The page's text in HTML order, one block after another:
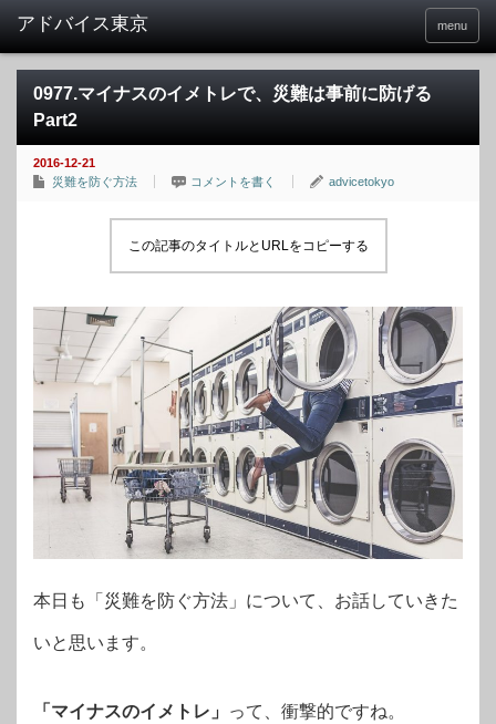
menu
0977.マイナスのイメトレで、災難は事前に防げる
Part2
2016-12-21
災難を防ぐ方法
コメントを書く advicetokyo
この記事のタイトルとURLをコピーする
本日も「災難を防ぐ方法」について、お話していきた
いと思います。
「マイナスのイメトレ」 って、衝撃的ですね。